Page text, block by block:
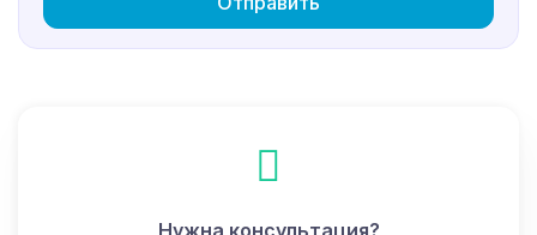
Нужна консультация?